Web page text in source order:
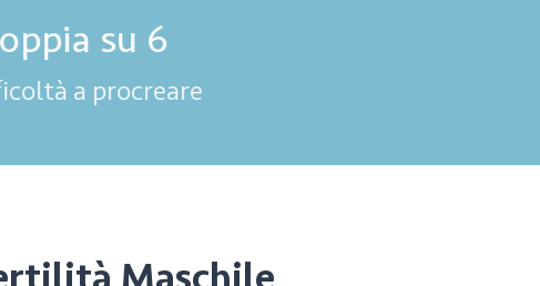
Il 40% dei casi di subfertilità
di coppia è da attribuire ad un fattore